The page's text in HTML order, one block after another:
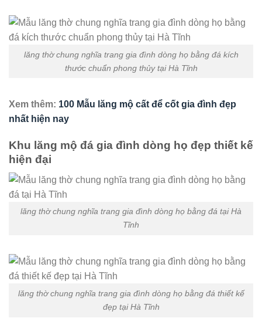
lăng thờ chung nghĩa trang gia đình dòng họ bằng đá kích
thước chuẩn phong thủy tại Hà Tĩnh
Xem thêm: 100 Mẫu lăng mộ cất để cốt gia đình đẹp
nhất hiện nay
Khu lăng mộ đá gia đình dòng họ đẹp thiết kế
hiện đại
lăng thờ chung nghĩa trang gia đình dòng họ bằng đá tại Hà
Tĩnh
lăng thờ chung nghĩa trang gia đình dòng họ bằng đá thiết kế
đẹp tại Hà Tĩnh